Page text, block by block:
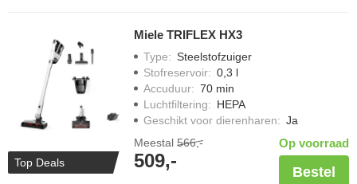
Top Deals
Miele TRIFLEX HX3
Type: Steelstofzuiger
Stofreservoir: 0,3 l
Accuduur: 70 min
Luchtfiltering: HEPA
Geschikt voor dierenharen: Ja
Meestal 566,-
509,-
Op voorraad
Bestel